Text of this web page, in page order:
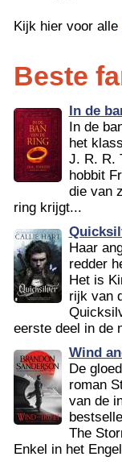
Kijk hier voor alle
Beste
In de
In de
het
J. R. R.
hobbit
die van
ring krijgt...
Haar
redder
Het is
rijk van
eerste deel in de
Wind
De
roman
van de
The
Enkel in het